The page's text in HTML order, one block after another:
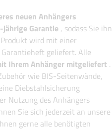
neuen Anhängers
jährige Garantie , sodass Sie ihn
wird mit einer
geliefert. Alle
Ihrem Anhänger mitgeliefert .
wie BIS-Seitenwände,
Diebstahlsicherung
Nutzung des Anhängers
Sie sich jederzeit an unsere
gerne alle benötigten